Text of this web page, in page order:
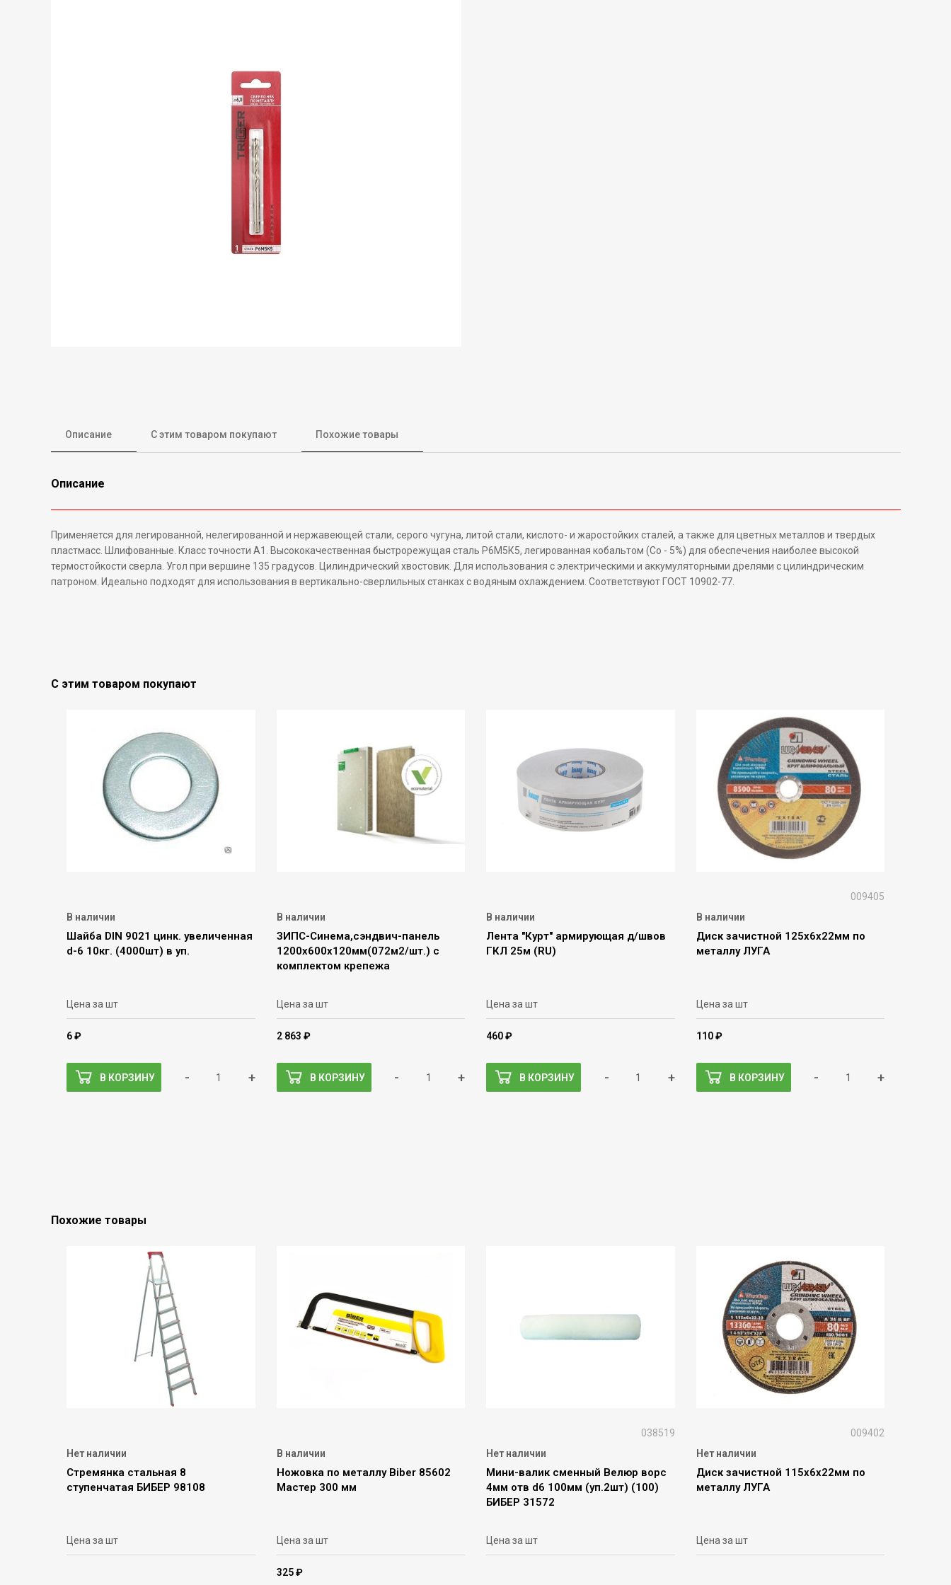
Описание С этим товаром покупают Похожие товары
Описание
Применяется для легированной, нелегированной и нержавеющей стали, серого чугуна, литой стали, кислото- и жаростойких сталей, а также для цветных металлов и твердых
пластмасс. Шлифованные. Класс точности А1. Высококачественная быстрорежущая сталь Р6М5К5, легированная кобальтом (Со - 5%) для обеспечения наиболее высокой
термостойкости сверла. Угол при вершине 135 градусов. Цилиндрический хвостовик. Для использования с электрическими и аккумуляторными дрелями с цилиндрическим
патроном. Идеально подходят для использования в вертикально-сверлильных станках с водяным охлаждением. Соответствуют ГОСТ 10902-77.
С этим товаром покупают
В наличии
Шайба DIN 9021 цинк. увеличенная
d-6 10кг. (4000шт) в уп.
Цена за шт
6 ₽
В КОРЗИНУ - +
В наличии
ЗИПС-Синема,сэндвич-панель
1200х600х120мм(072м2/шт.) с
комплектом крепежа
Цена за шт
2 863 ₽
В КОРЗИНУ - +
В наличии
Лента "Курт" армирующая д/швов
ГКЛ 25м (RU)
Цена за шт
460 ₽
В КОРЗИНУ - +
009405
В наличии
Диск зачистной 125х6х22мм по
металлу ЛУГА
Цена за шт
110 ₽
В КОРЗИНУ - +
Похожие товары
Нет наличии
Стремянка стальная 8
ступенчатая БИБЕР 98108
Цена за шт
В наличии
Ножовка по металлу Biber 85602
Мастер 300 мм
Цена за шт
325 ₽
038519
Нет наличии
Мини-валик сменный Велюр ворс
4мм отв d6 100мм (уп.2шт) (100)
БИБЕР 31572
Цена за шт
009402
Нет наличии
Диск зачистной 115х6х22мм по
металлу ЛУГА
Цена за шт